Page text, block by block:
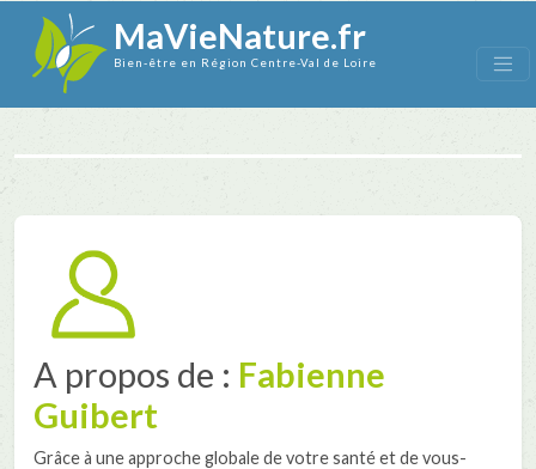
MaVieNature.fr
Bien-être en Région Centre-Val de Loire
A propos de : Fabienne
Guibert
Grâce à une approche globale de votre santé et de vous-